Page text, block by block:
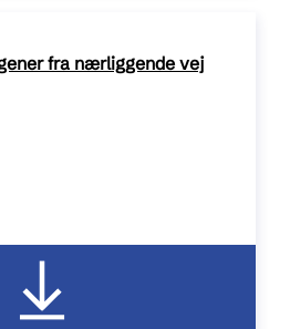
fra nærliggende vej